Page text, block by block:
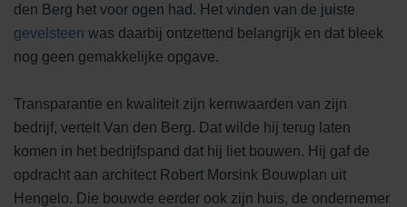
den Berg het voor ogen had. Het vinden van de juiste
gevelsteen was daarbij ontzettend belangrijk en dat bleek
nog geen gemakkelijke opgave.
Transparantie en kwaliteit zijn kernwaarden van zijn
bedrijf, vertelt Van den Berg. Dat wilde hij terug laten
komen in het bedrijfspand dat hij liet bouwen. Hij gaf de
opdracht aan architect Robert Morsink Bouwplan uit
Hengelo. Die bouwde eerder ook zijn huis, de ondernemer